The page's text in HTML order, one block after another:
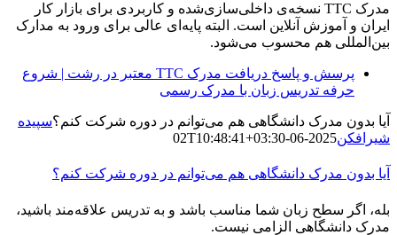
مدرک TTC نسخه‌ی داخلی‌سازی‌شده و کاربردی برای بازار کار
ایران و آموزش آنلاین است. البته پایه‌ای عالی برای ورود به مدارک
بین‌المللی هم محسوب می‌شود.
پرسش و پاسخ دریافت مدرک TTC معتبر در رشت | شروع
حرفه تدریس زبان با مدرک رسمی
آیا بدون مدرک دانشگاهی هم می‌توانم در دوره شرکت کنم؟سپیده
شیرافکن2025-06-02T10:48:41+03:30
آیا بدون مدرک دانشگاهی هم می‌توانم در دوره شرکت کنم؟
بله، اگر سطح زبان شما مناسب باشد و به تدریس علاقه‌مند باشید،
مدرک دانشگاهی الزامی نیست.